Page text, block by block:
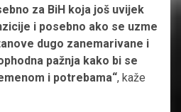
za BiH koja još uvijek
i posebno ako se uzme
dugo zanemarivane i
pažnja kako bi se
i potrebama“, kaže